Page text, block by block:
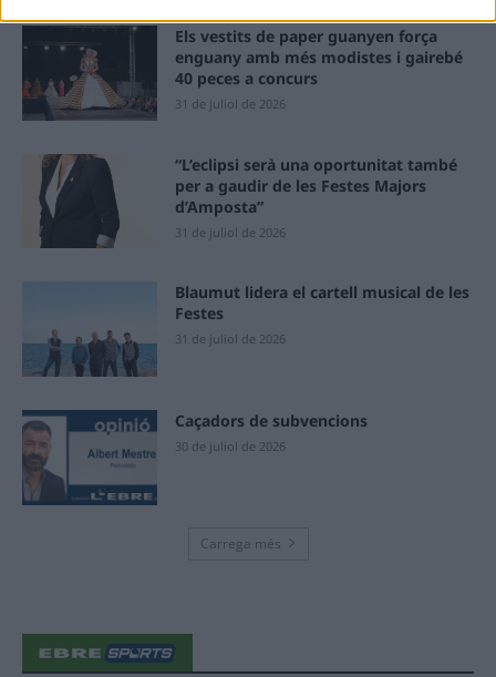
Els vestits de paper guanyen força
enguany amb més modistes i gairebé
40 peces a concurs
31 de juliol de 2026
“L’eclipsi serà una oportunitat també
per a gaudir de les Festes Majors
d’Amposta”
31 de juliol de 2026
Blaumut lidera el cartell musical de les
Festes
31 de juliol de 2026
Caçadors de subvencions
30 de juliol de 2026
Carrega més